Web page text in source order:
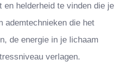
en helderheid te vinden die je
ademtechnieken die het
de energie in je lichaam
verlagen.